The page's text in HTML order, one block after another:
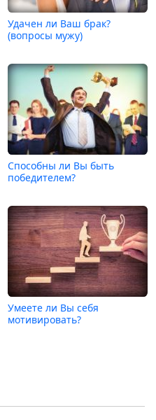
Удачен ли Ваш брак?
(вопросы мужу)
Способны ли Вы быть
победителем?
Умеете ли Вы себя
мотивировать?